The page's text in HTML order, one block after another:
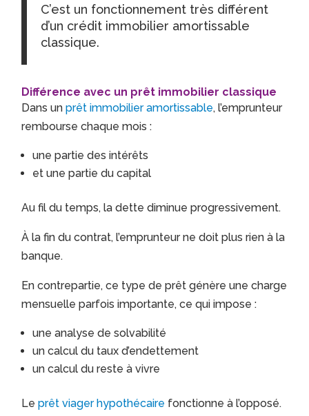
C’est un fonctionnement très différent
d’un crédit immobilier amortissable
classique.
Différence avec un prêt immobilier classique
Dans unprêt immobilier amortissable, l’emprunteur
rembourse chaque mois :
une partie des intérêts
et une partie du capital
Au fil du temps, la dette diminue progressivement.
À la fin du contrat, l’emprunteur ne doit plus rien à la
banque.
En contrepartie, ce type de prêt génère une charge
mensuelle parfois importante, ce qui impose :
une analyse de solvabilité
un calcul du taux d’endettement
un calcul du reste à vivre
Leprêt viager hypothécaire fonctionne à l’opposé.